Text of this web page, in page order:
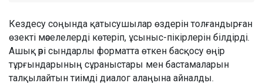
Кездесу соңында қатысушылар өздерін толғандырған
өзекті мәселелерді көтеріп, ұсыныс-пікірлерін білдірді.
Ашық әрі сындарлы форматта өткен басқосу өңір
тұрғындарының сұраныстары мен бастамаларын
талқылайтын тиімді диалог алаңына айналды.